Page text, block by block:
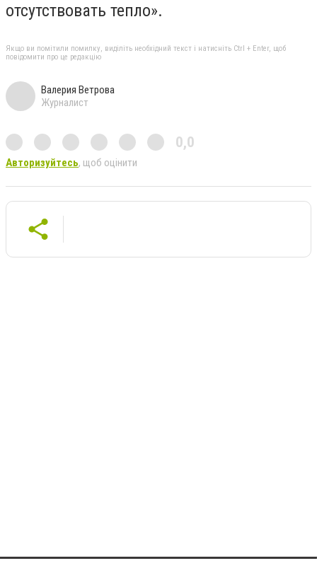
отсутствовать тепло».
Якщо ви помітили помилку, виділіть необхідний текст і натисніть Ctrl + Enter, щоб
повідомити про це редакцію
Валерия Ветрова
Журналист
0,0
Авторизуйтесь, щоб оцінити